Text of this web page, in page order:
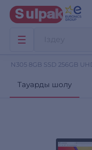
N305 8GB SSD 256GB
Тауарды шолу